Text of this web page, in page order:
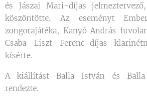
és Jászai Mari-díjas
köszöntötte. Az eseményt
zongorajátéka, Kanyó András
Csaba Liszt Ferenc-díjas
kísérte.
A kiállítást Balla István és Balla
rendezte.